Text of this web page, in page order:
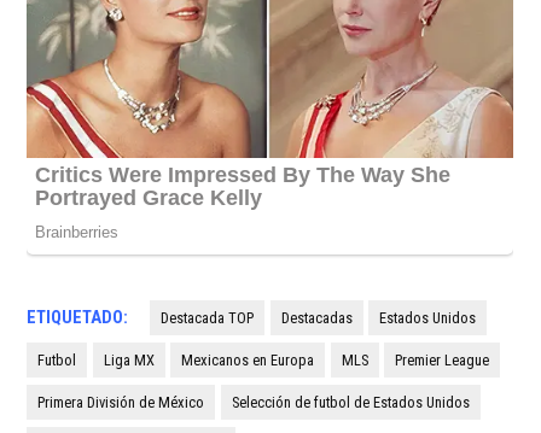
ETIQUETADO: Destacada TOP Destacadas Estados Unidos
Futbol Liga MX Mexicanos en Europa MLS Premier League
Primera División de México Selección de futbol de Estados Unidos